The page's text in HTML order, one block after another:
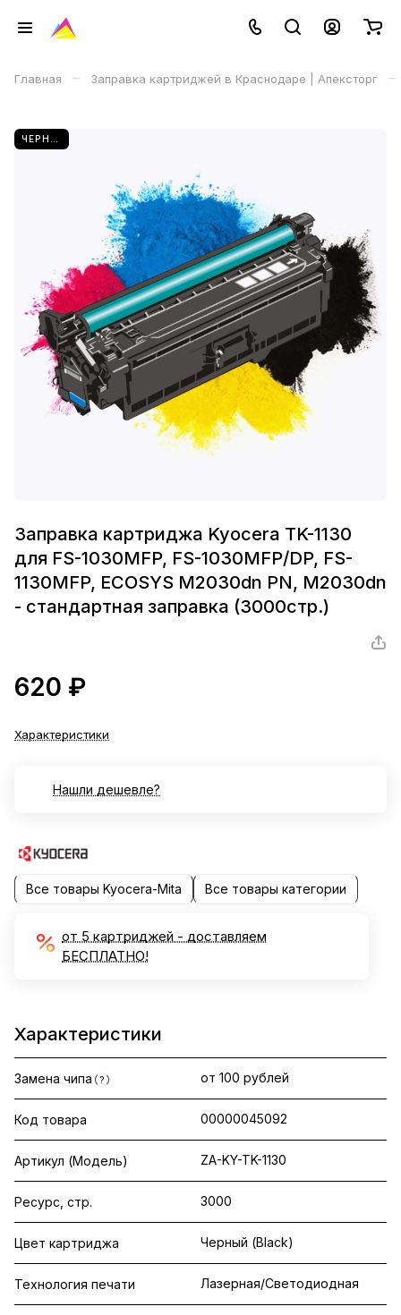
Главная – Заправка картриджей в Краснодаре | Апексторг –
Заправка картриджа Kyocera TK-1130
для FS-1030MFP, FS-1030MFP/DP, FS-
1130MFP, ECOSYS M2030dn PN, M2030dn
- стандартная заправка (3000стр.)
620 ₽
Характеристики
Нашли дешевле?
Все товары Kyocera-Mita Все товары категории
от 5 картриджей - доставляем
БЕСПЛАТНО!
Характеристики
Замена чипа ? от 100 рублей
Код товара 00000045092
Артикул (Модель) ZA-KY-TK-1130
Ресурс, стр. 3000
Цвет картриджа Черный (Black)
Технология печати Лазерная/Светодиодная